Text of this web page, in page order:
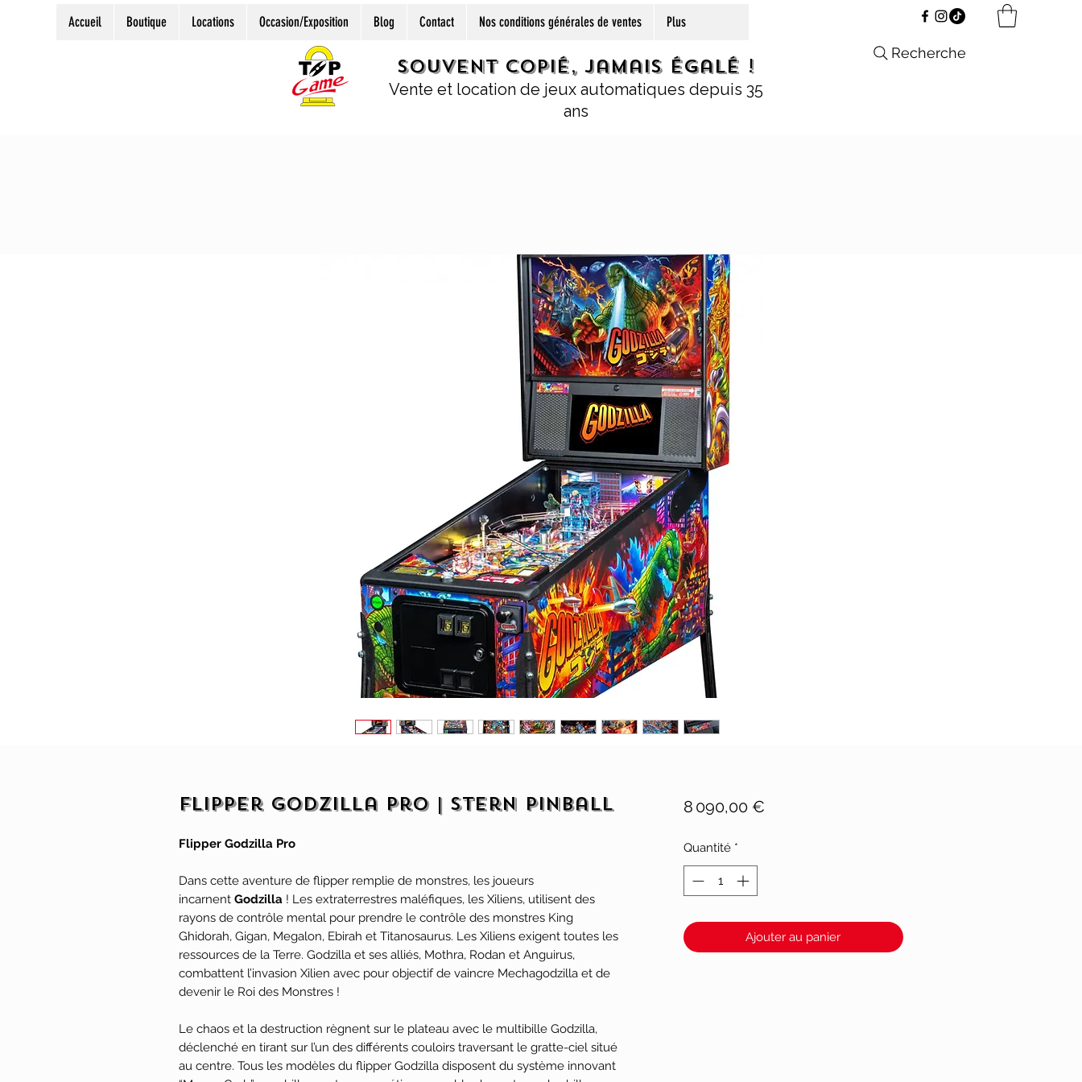
Accueil Boutique Locations Occasion/Exposition Blog Contact Nos conditions générales de ventes Plus
Souvent copié, jamais égalé !
Vente et location de jeux automatiques depuis 35
ans
Recherche
Flipper Godzilla Pro | Stern Pinball
Flipper Godzilla Pro
Dans cette aventure de flipper remplie de monstres, les joueurs
incarnent Godzilla ! Les extraterrestres maléfiques, les Xiliens, utilisent des
rayons de contrôle mental pour prendre le contrôle des monstres King
Ghidorah, Gigan, Megalon, Ebirah et Titanosaurus. Les Xiliens exigent toutes les
ressources de la Terre. Godzilla et ses alliés, Mothra, Rodan et Anguirus,
combattent l’invasion Xilien avec pour objectif de vaincre Mechagodzilla et de
devenir le Roi des Monstres !
Le chaos et la destruction règnent sur le plateau avec le multibille Godzilla,
déclenché en tirant sur l’un des différents couloirs traversant le gratte-ciel situé
au centre. Tous les modèles du flipper Godzilla disposent du système innovant
8 090,00 €Prix
Quantité *
Ajouter au panier